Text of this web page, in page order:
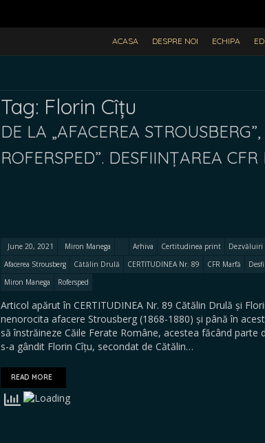
ACASA DESPRE NOI ECHIPA
Tag: Florin Cîțu
DE LA „AFACEREA
ROFERSPED”. DESFIINȚAREA
June 20, 2021 Miron Manega Arhiva Certitudinea print Dezvăluiri
Afacerea Strousberg
Cătălin Drulă CERTITUDINEA Nr. 89 CFR Marfă
Miron Manega
Rofersped
Articol apărut în CERTITUDINEA Nr. 89 Cătălin Drulă și
nenorocita afacere Strousberg (1868-1880) și până în
să înstrăineze Căile Ferate Române, acestea făcând
s-a gândit Florin Cîțu, secondat de Cătălin…
READ MORE